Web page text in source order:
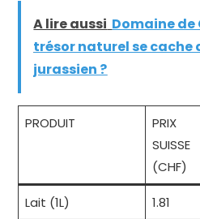
A lire aussi Domaine de
trésor naturel se cache
jurassien ?
PRODUIT
PRIX
SUISSE
(CHF)
Lait (1L) 1.81